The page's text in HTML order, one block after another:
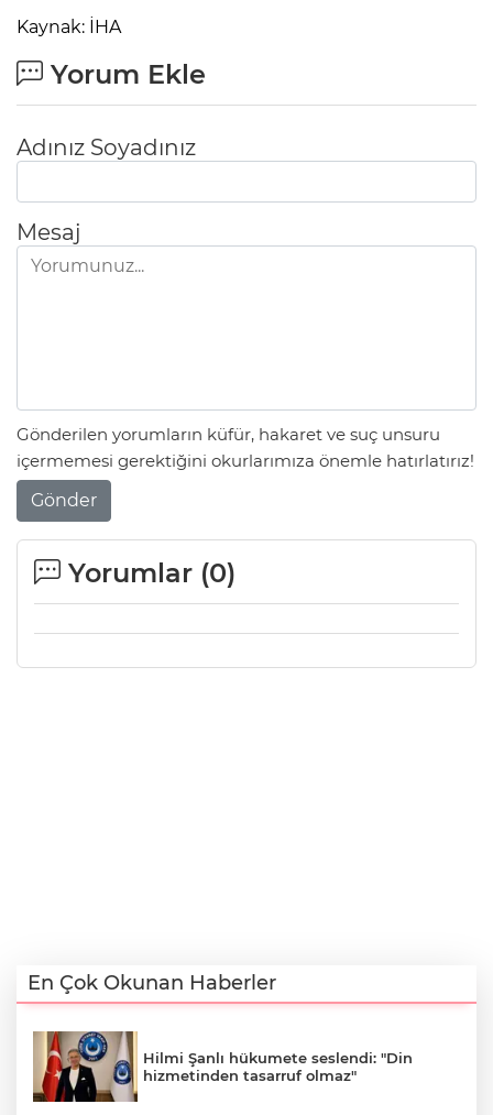
Kaynak: İHA
Yorum Ekle
Adınız Soyadınız
Mesaj
Gönderilen yorumların küfür, hakaret ve suç unsuru
içermemesi gerektiğini okurlarımıza önemle hatırlatırız!
Gönder
Yorumlar (0)
En Çok Okunan Haberler
Hilmi Şanlı hükumete seslendi: "Din
hizmetinden tasarruf olmaz"